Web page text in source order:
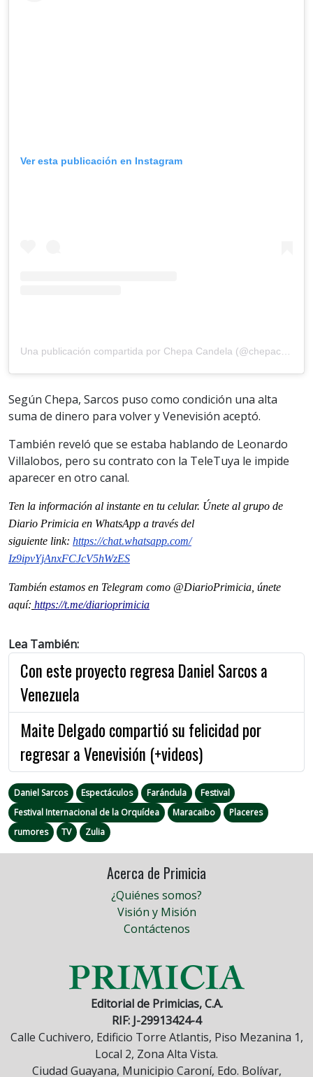
Ver esta publicación en Instagram
Según Chepa, Sarcos puso como condición una alta
suma de dinero para volver y Venevisión aceptó.
También reveló que se estaba hablando de Leonardo
Villalobos, pero su contrato con la TeleTuya le impide
aparecer en otro canal.
Ten la información al instante en tu celular. Únete al grupo de
Diario Primicia en WhatsApp a través del
siguiente link: https://chat.whatsapp.com/
Iz9ipvYjAnxFCJcV5hWzES
También estamos en Telegram como @DiarioPrimicia, únete
aquí: https://t.me/diarioprimicia
Lea También:
Con este proyecto regresa Daniel Sarcos a
Venezuela
Maite Delgado compartió su felicidad por
regresar a Venevisión (+videos)
Daniel Sarcos Espectáculos Farándula
Festival
Festival Internacional de la Orquídea
Maracaibo
Placeres
rumores
TV Zulia
Acerca de Primicia
¿Quiénes somos?
Visión y Misión
Contáctenos
Editorial de Primicias, C.A.
RIF: J-29913424-4
Calle Cuchivero, Edificio Torre Atlantis, Piso Mezanina 1,
Local 2, Zona Alta Vista.
Ciudad Guayana, Municipio Caroní, Edo. Bolívar,